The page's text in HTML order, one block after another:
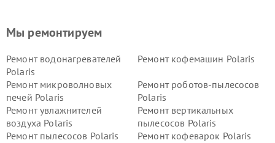
Мы ремонтируем
Ремонт водонагревателей
Polaris
Ремонт кофемашин Polaris
Ремонт микроволновых
печей Polaris
Ремонт роботов-пылесосов
Polaris
Ремонт увлажнителей
воздуха Polaris
Ремонт вертикальных
пылесосов Polaris
Ремонт пылесосов Polaris
Ремонт кофеварок Polaris